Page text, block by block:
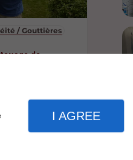
I AGREE
/ Gouttières
de